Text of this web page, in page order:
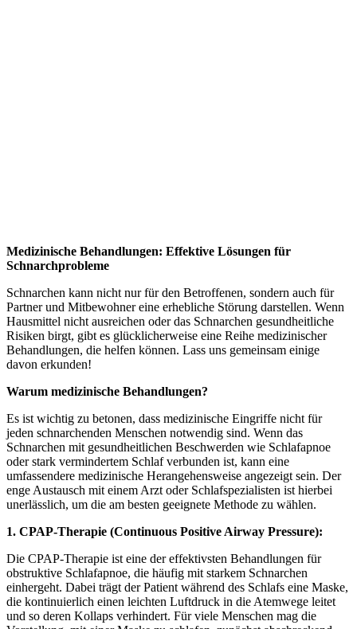
Medizinische Behandlungen: Effektive Lösungen für
Schnarchprobleme
Schnarchen kann nicht nur für den Betroffenen, sondern auch für
Partner und Mitbewohner eine erhebliche Störung darstellen. Wenn
Hausmittel nicht ausreichen oder das Schnarchen gesundheitliche
Risiken birgt, gibt es glücklicherweise eine Reihe medizinischer
Behandlungen, die helfen können. Lass uns gemeinsam einige
davon erkunden!
Warum medizinische Behandlungen?
Es ist wichtig zu betonen, dass medizinische Eingriffe nicht für
jeden schnarchenden Menschen notwendig sind. Wenn das
Schnarchen mit gesundheitlichen Beschwerden wie Schlafapnoe
oder stark vermindertem Schlaf verbunden ist, kann eine
umfassendere medizinische Herangehensweise angezeigt sein. Der
enge Austausch mit einem Arzt oder Schlafspezialisten ist hierbei
unerlässlich, um die am besten geeignete Methode zu wählen.
1. CPAP-Therapie (Continuous Positive Airway Pressure):
Die CPAP-Therapie ist eine der effektivsten Behandlungen für
obstruktive Schlafapnoe, die häufig mit starkem Schnarchen
einhergeht. Dabei trägt der Patient während des Schlafs eine Maske,
die kontinuierlich einen leichten Luftdruck in die Atemwege leitet
und so deren Kollaps verhindert. Für viele Menschen mag die